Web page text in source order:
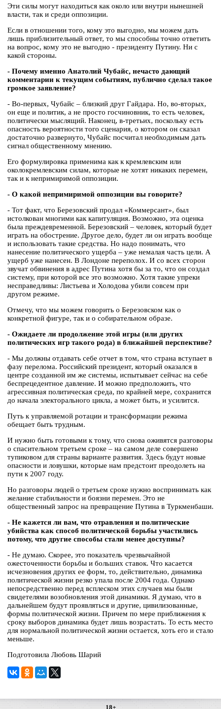
Эти силы могут находиться как около или внутри нынешней
власти, так и среди оппозиции.
Если в отношении того, кому это выгодно, мы можем дать
лишь приблизительный ответ, то мы способны точно ответить
на вопрос, кому это не выгодно - президенту Путину. Ни с
какой стороны.
- Почему именно Анатолий Чубайс, нечасто дающий
комментарии к текущим событиям, публично сделал такое
громкое заявление?
- Во-первых, Чубайс – близкий друг Гайдара. Но, во-вторых,
он еще и политик, а не просто госчиновник, то есть человек,
политически мыслящий. Наконец, в-третьих, поскольку есть
опасность вероятности того сценария, о котором он сказал
достаточно развернуто, Чубайс посчитал необходимым дать
сигнал общественному мнению.
Его формулировка применима как к кремлевским или
околокремлевским силам, которые не хотят никаких перемен,
так и к непримиримой оппозиции.
- О какой непримиримой оппозиции вы говорите?
- Тот факт, что Березовский продал «Коммерсант», был
истолкован многими как капитуляция. Возможно, эта оценка
была преждевременной. Березовский – человек, который будет
играть на обострение. Другое дело, будет ли он играть вообще
и использовать такие средства. Но надо понимать, что
нанесение политического ущерба – уже немалая часть цели. А
ущерб уже нанесен. В Лондоне переполох. И со всех сторон
звучат обвинения в адрес Путина хотя бы за то, что он создал
систему, при которой все это возможно. Хотя такие упреки
несправедливы: Листьева и Холодова убили совсем при
другом режиме.
Отмечу, что мы можем говорить о Березовском как о
конкретной фигуре, так и о собирательном образе.
- Ожидаете ли продолжение этой игры (или других
политических игр такого рода) в ближайшей перспективе?
- Мы должны отдавать себе отчет в том, что страна вступает в
фазу перелома. Российский президент, который оказался в
центре созданной им же системы, испытывает сейчас на себе
беспрецедентное давление. И можно предположить, что
агрессивная политическая среда, по крайней мере, сохранится
до начала электорального цикла, а может быть, и усилится.
Путь к управляемой ротации и трансформации режима
обещает быть трудным.
И нужно быть готовыми к тому, что снова оживятся разговоры
о спасительном третьем сроке – на самом деле совершено
тупиковом для страны варианте развития. Здесь будут новые
опасности и ловушки, которые нам предстоит преодолеть на
пути к 2007 году.
Но разговоры людей о третьем сроке нужно воспринимать как
желание стабильности и боязни перемен. Это не
общественный запрос на превращение Путина в Туркменбаши.
- Не кажется ли вам, что отравления и политические
убийства как способ политической борьбы участились
потому, что другие способы стали менее доступны?
- Не думаю. Скорее, это показатель чрезвычайной
ожесточенности борьбы и больших ставок. Что касается
исчезновения других ее форм, то, действительно, динамика
политической жизни резко упала после 2004 года. Однако
непосредственно перед всплеском этих случаев мы были
свидетелями возобновления этой динамики. Я думаю, что в
дальнейшем будут проявляться и другие, цивилизованные,
формы политической жизни. Причем по мере приближения к
сроку выборов динамика будет лишь возрастать. То есть место
для нормальной политической жизни остается, хоть его и стало
меньше.
Подготовила Любовь Шарий
18+